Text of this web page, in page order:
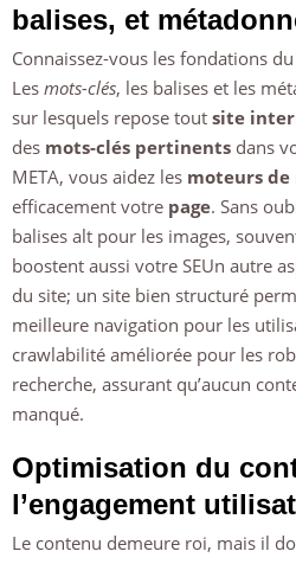
balises, et
Connaissez-vous les fondations du
Les mots-clés, les balises et les
sur lesquels repose tout site
des mots-clés pertinents dans
META, vous aidez les moteurs de
efficacement votre page. Sans
balises alt pour les images,
boostent aussi votre SEUn autre
du site; un site bien structuré
meilleure navigation pour les
crawlabilité améliorée pour les
recherche, assurant qu’aucun
manqué.
Optimisation du
l’engagement
Le contenu demeure roi, mais il